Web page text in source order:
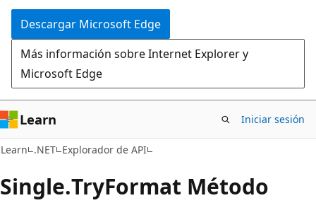
la
página
Descargar Microsoft Edge
Más información sobre Internet Explorer y
Microsoft Edge
Learn Iniciar sesión
Learn .NET Explorador de API
Single.TryFormat Método